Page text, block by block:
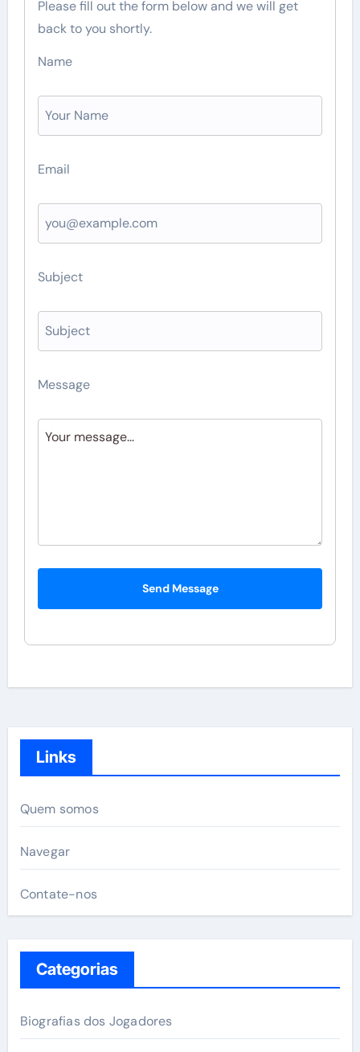
Please fill out the form below and we will get
back to you shortly.
Name
Email
Subject
Message
Send Message
Links
Quem somos
Navegar
Contate-nos
Categorias
Biografias dos Jogadores